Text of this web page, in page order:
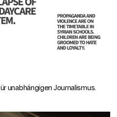
unabhängigen Journalismus.